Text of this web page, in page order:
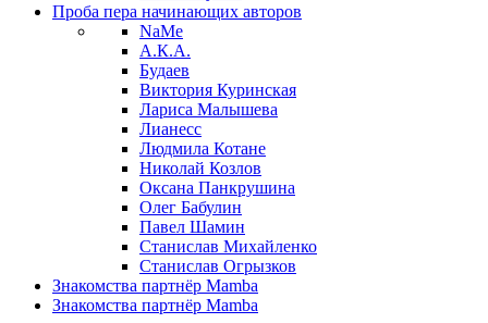
Проба пера начинающих авторов
NaMe
А.К.А.
Будаев
Виктория Куринская
Лариса Малышева
Лианесс
Людмила Котане
Николай Козлов
Оксана Панкрушина
Олег Бабулин
Павел Шамин
Станислав Михайленко
Станислав Огрызков
Знакомства партнёр Mamba
Знакомства партнёр Mamba